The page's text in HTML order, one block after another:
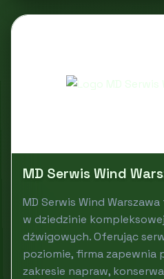
MD Serwis Wind
MD Serwis Wind
w dziedzinie
dźwigowych. Oferując
poziomie, firma zapewnia
zakresie napraw,